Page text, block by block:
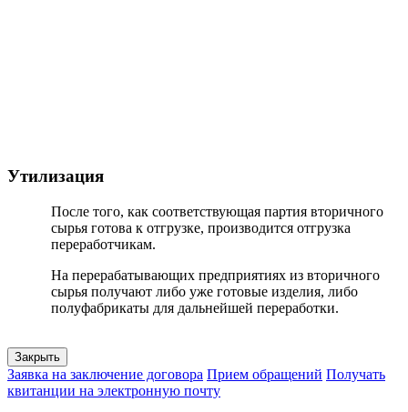
Утилизация
После того, как соответствующая партия вторичного
сырья готова к отгрузке, производится отгрузка
переработчикам.
На перерабатывающих предприятиях из вторичного
сырья получают либо уже готовые изделия, либо
полуфабрикаты для дальнейшей переработки.
Закрыть
Заявка на заключение договора Прием обращений Получать
квитанции на электронную почту